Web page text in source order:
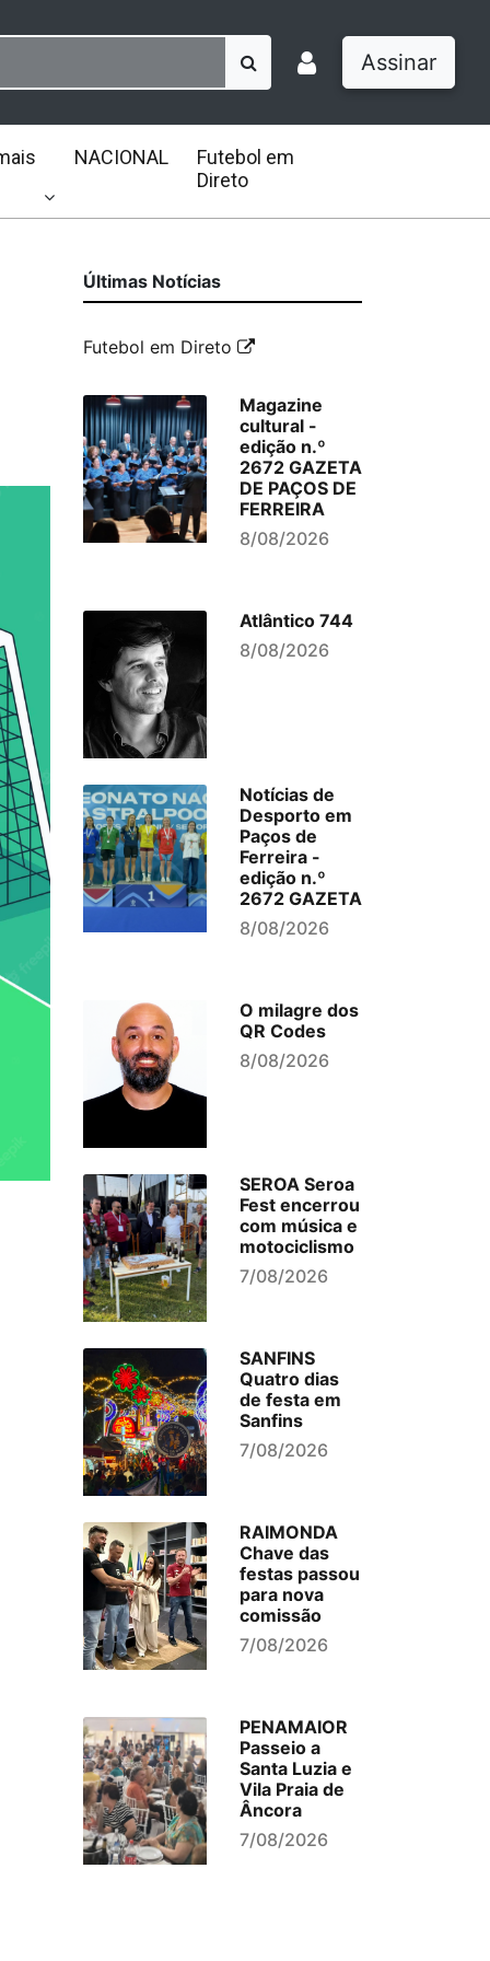
Assinar
NACIONAL
Futebol em
Direto
Últimas Notícias
Futebol em Direto
Magazine
cultural -
edição n.º
2672 GAZETA
DE PAÇOS DE
FERREIRA
8/08/2026
Atlântico 744
8/08/2026
Notícias de
Desporto em
Paços de
Ferreira -
edição n.º
2672 GAZETA
8/08/2026
O milagre dos
QR Codes
8/08/2026
SEROA Seroa
Fest encerrou
com música e
motociclismo
7/08/2026
SANFINS
Quatro dias
de festa em
Sanfins
7/08/2026
RAIMONDA
Chave das
festas passou
para nova
comissão
7/08/2026
PENAMAIOR
Passeio a
Santa Luzia e
Vila Praia de
Âncora
7/08/2026